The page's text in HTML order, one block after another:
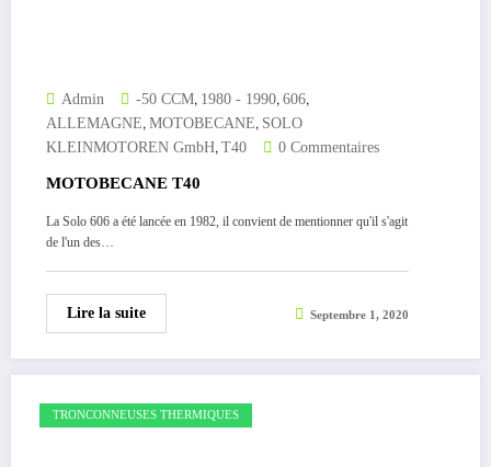
Admin -50 CCM, 1980 - 1990, 606,
ALLEMAGNE, MOTOBECANE, SOLO
KLEINMOTOREN GmbH, T40 0 Commentaires
MOTOBECANE T40
La Solo 606 a été lancée en 1982, il convient de mentionner qu'il s'agit
de l'un des…
Lire la suite Septembre 1, 2020
TRONCONNEUSES THERMIQUES